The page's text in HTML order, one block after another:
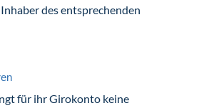
des entsprechenden
für ihr Girokonto keine